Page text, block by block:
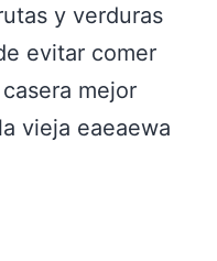
y verduras
evitar comer
mejor
vieja eaeaewa